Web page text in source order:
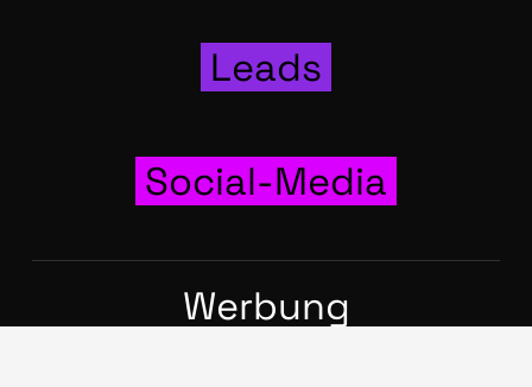
Leads
Social-Media
Wer­bung